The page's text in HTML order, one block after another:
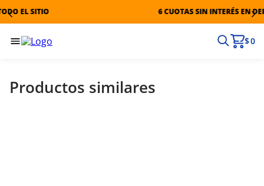
EL SITIO 6 CUOTAS SIN INTERÉS EN
$ 0
Productos similares